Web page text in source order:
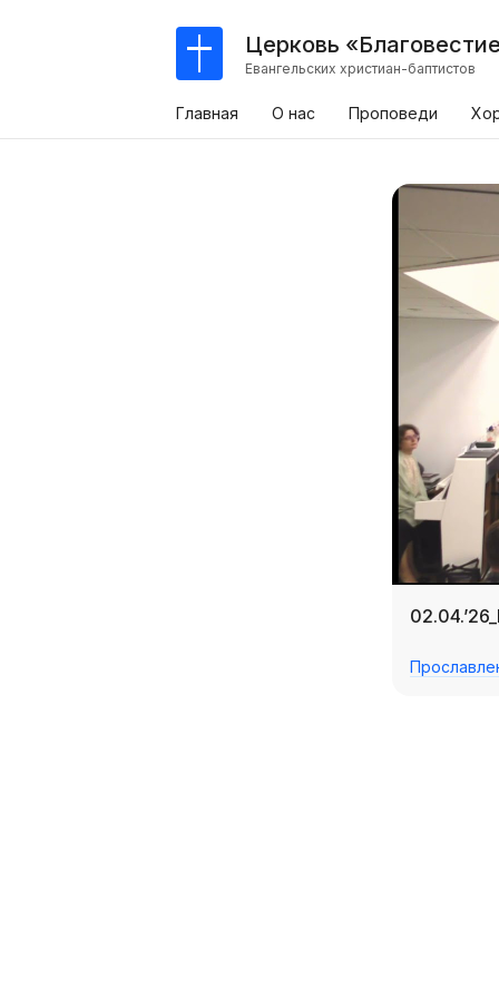
Церковь
Евангельских христиан-баптистов
Главная О нас Проповеди